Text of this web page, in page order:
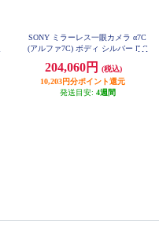
SONY ミラーレス一眼カメラ α7C
(アルファ7C) ボディ シルバー ILC
204,060円
(税込)
10,203円分ポイント還元
発送目安: 4週間